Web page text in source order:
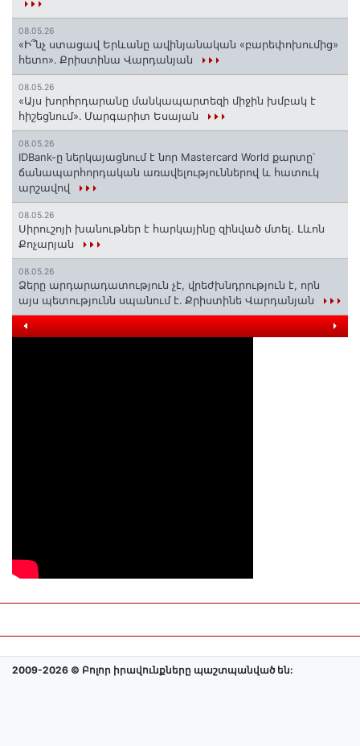
08.05.26
«Ի՞նչ ստացավ Երևանը ավինյանական «բարեփոխումից»
հետո»․ Քրիստինա Վարդանյան
08.05.26
«Այս խորհրդարանը մանկապարտեզի միջին խմբակ է
հիշեցնում»․ Մարգարիտ Եսայան
08.05.26
IDBank-ը ներկայացնում է նոր Mastercard World քարտը՝
ճանապարհորդական առավելություններով և հատուկ
արշավով
08.05.26
Սիրուշոյի խանութներ է հարկայինը զինված մտել. Լևոն
Քոչարյան
08.05.26
Ձերը արդարադատություն չէ, վրեժխնդրություն է, որն
այս պետությունն սպանում է․ Քրիստինե Վարդանյան
2009-2026 © Բոլոր իրավունքները պաշտպանված են: